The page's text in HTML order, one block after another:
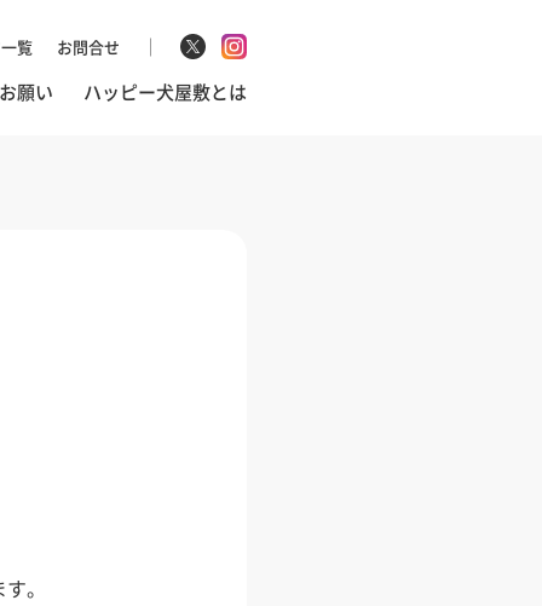
覧 お問合せ
願い ハッピー犬屋敷とは
。